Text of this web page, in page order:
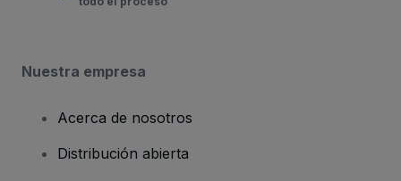
Nuestra empresa
Acerca de nosotros
Distribución abierta